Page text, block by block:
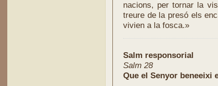
nacions, per tornar la
treure de la presó els
vivien a la fosca.»
Salm responsorial
Salm 28